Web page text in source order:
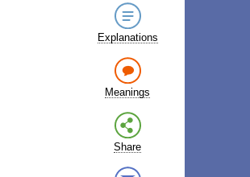
Explanations
Meanings
Share